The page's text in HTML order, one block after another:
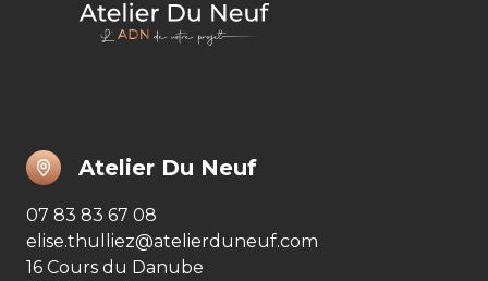
Atelier Du Neuf
07 83 83 67 08
elise.thulliez@atelierduneuf.com
16 Cours du Danube